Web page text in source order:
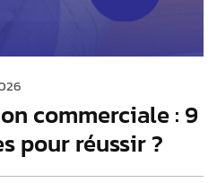
commerciale : 9
pour réussir ?